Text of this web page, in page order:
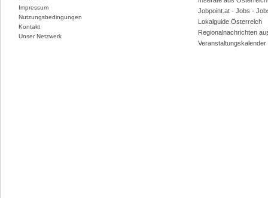
Impressum
Nutzungsbedingungen
Kontakt
Unser Netzwerk
Jobpoint.at - Jobs -
Lokalguide Österreich
Regionalnachrichten